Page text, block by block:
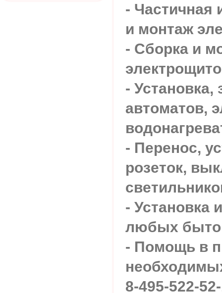
- Частичная
и монтаж
- Сборка и
- Установка,
автоматов,
- Перенос,
розеток,
- Установка
любых
- Помощь в
8-495-522-